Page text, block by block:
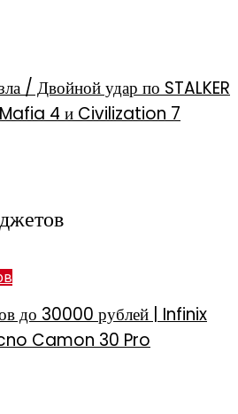
/ Двойной удар по STALKER
4 и Civilization 7
до 30000 рублей | Infinix
Camon 30 Pro